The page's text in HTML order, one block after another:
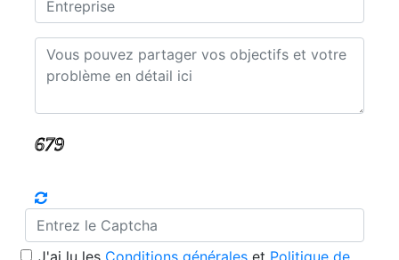
J'ai lu les Conditions générales et Politique de